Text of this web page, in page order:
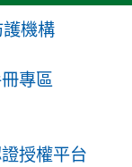
機構
專區
授權平台